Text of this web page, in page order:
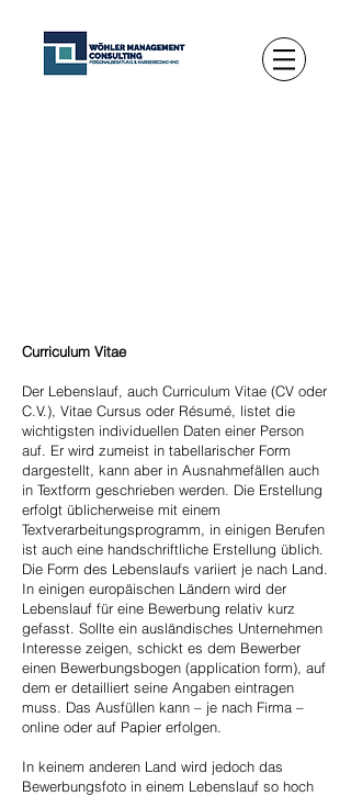
Curriculum Vitae
Der Lebenslauf, auch Curriculum Vitae (CV oder
C.V.), Vitae Cursus oder Résumé, listet die
wichtigsten individuellen Daten einer Person
auf. Er wird zumeist in tabellarischer Form
dargestellt, kann aber in Ausnahmefällen auch
in Textform geschrieben werden. Die Erstellung
erfolgt üblicherweise mit einem
Textverarbeitungsprogramm, in einigen Berufen
ist auch eine handschriftliche Erstellung üblich.
Die Form des Lebenslaufs variiert je nach Land.
In einigen europäischen Ländern wird der
Lebenslauf für eine Bewerbung relativ kurz
gefasst. Sollte ein ausländisches Unternehmen
Interesse zeigen, schickt es dem Bewerber
einen Bewerbungsbogen (application form), auf
dem er detailliert seine Angaben eintragen
muss. Das Ausfüllen kann – je nach Firma –
online oder auf Papier erfolgen.
In keinem anderen Land wird jedoch das
Bewerbungsfoto in einem Lebenslauf so hoch